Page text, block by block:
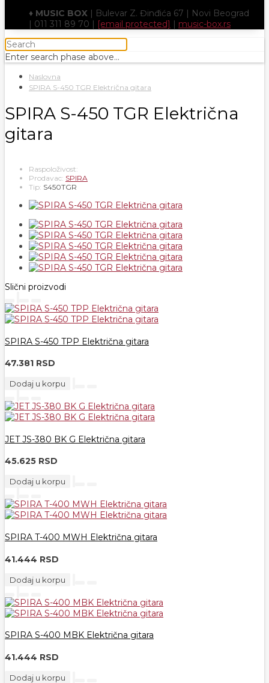
♦ MUSIC BOX | Bulevar Z. Đinđića 67 | Novi Beograd
| 011 311 89 70 | [email protected] | music-box.rs
Enter search phase above...
Naslovna
SPIRA S-450 TGR Električna gitara
SPIRA S-450 TGR Električna
gitara
Raspoloživost:
Prodavac: SPIRA
Tip: S450TGR
Slični proizvodi
SPIRA S-450 TPP Električna gitara
47.381 RSD
Dodaj u korpu
JET JS-380 BK G Električna gitara
45.625 RSD
Dodaj u korpu
SPIRA T-400 MWH Električna gitara
41.444 RSD
Dodaj u korpu
SPIRA S-400 MBK Električna gitara
41.444 RSD
Dodaj u korpu